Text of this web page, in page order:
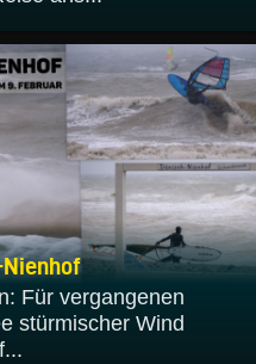
Für vergangenen
stürmischer Wind